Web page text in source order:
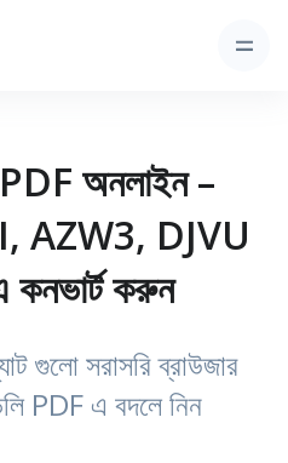
অনলাইন –
AZW3, DJVU
করুন
গুলো সরাসরি ব্রাউজার
PDF এ বদলে নিন